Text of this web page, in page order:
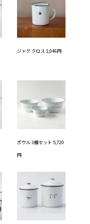
ジャグ クロス 1,046円
ボウル 3個セット 5,720
円